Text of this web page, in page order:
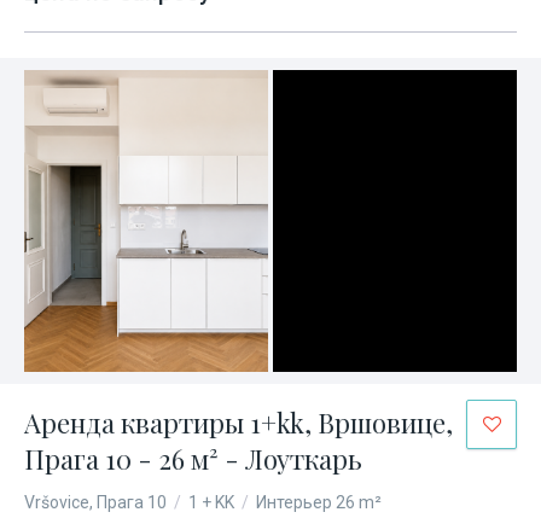
Аренда квартиры 1+kk, Вршовице,
Прага 10 - 26 м² - Лоуткарь
Vršovice, Прага 10 / 1 + KK / Интерьер 26 m²